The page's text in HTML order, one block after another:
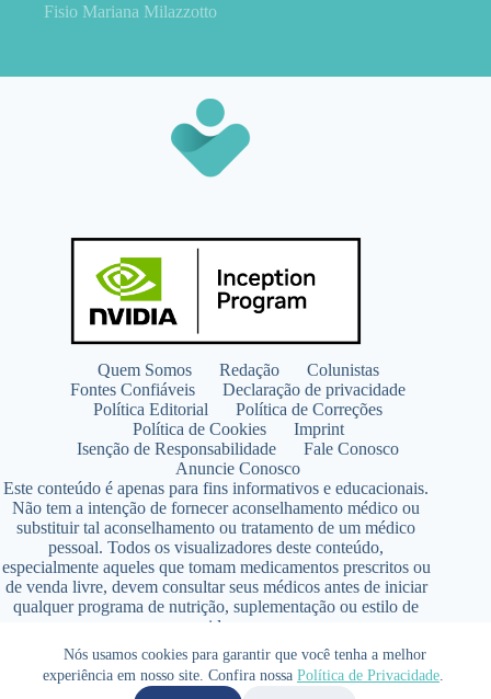
Nós usamos cookies para garantir que você tenha a melhor
experiência em nosso site. Confira nossa Política de Privacidade.
Fisio Mariana Milazzotto
Quem Somos Redação
Colunistas
Fontes Confiáveis
Declaração de privacidade
Política Editorial
Política de Correções
Política de Cookies
Imprint
Isenção de Responsabilidade
Fale Conosco
Anuncie Conosco
Este conteúdo é apenas para fins informativos e educacionais.
Não tem a intenção de fornecer aconselhamento médico ou
substituir tal aconselhamento ou tratamento de um médico
pessoal. Todos os visualizadores deste conteúdo,
especialmente aqueles que tomam medicamentos prescritos ou
de venda livre, devem consultar seus médicos antes de iniciar
qualquer programa de nutrição, suplementação ou estilo de
vida.
Copyright © 2026 - SaúdeLAB.com pertence ao grupo
VKCF Soluções Digitais Ltda - CNPJ n° 43.726.917/0001-80
- Contato +55 (65) 99813- 4203 - Responsável Técnica: